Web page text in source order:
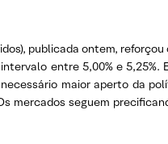
publicada ontem,
entre 5,00% e
maior aperto da
mercados seguem